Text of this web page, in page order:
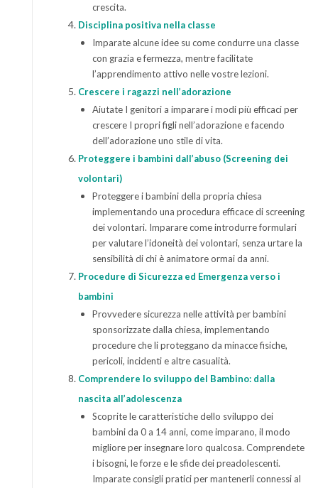
crescita.
Disciplina positiva nella classe
Imparate alcune idee su come condurre una classe
con grazia e fermezza, mentre facilitate
l’apprendimento attivo nelle vostre lezioni.
Crescere i ragazzi nell’adorazione
Aiutate I genitori a imparare i modi più efficaci per
crescere I propri figli nell’adorazione e facendo
dell’adorazione uno stile di vita.
Proteggere i bambini dall’abuso (Screening dei
volontari)
Proteggere i bambini della propria chiesa
implementando una procedura efficace di screening
dei volontari. Imparare come introdurre formulari
per valutare l’idoneità dei volontari, senza urtare la
sensibilità di chi è animatore ormai da anni.
Procedure di Sicurezza ed Emergenza verso i
bambini
Provvedere sicurezza nelle attività per bambini
sponsorizzate dalla chiesa, implementando
procedure che li proteggano da minacce fisiche,
pericoli, incidenti e altre casualità.
Comprendere lo sviluppo del Bambino: dalla
nascita all’adolescenza
Scoprite le caratteristiche dello sviluppo dei
bambini da 0 a 14 anni, come imparano, il modo
migliore per insegnare loro qualcosa. Comprendete
i bisogni, le forze e le sfide dei preadolescenti.
Imparate consigli pratici per mantenerli connessi al